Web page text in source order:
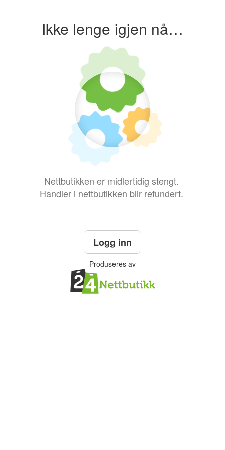
Ikke lenge igjen nå…
Nettbutikken er midlertidig stengt.
Handler i nettbutikken blir refundert.
Logg inn
Produseres av